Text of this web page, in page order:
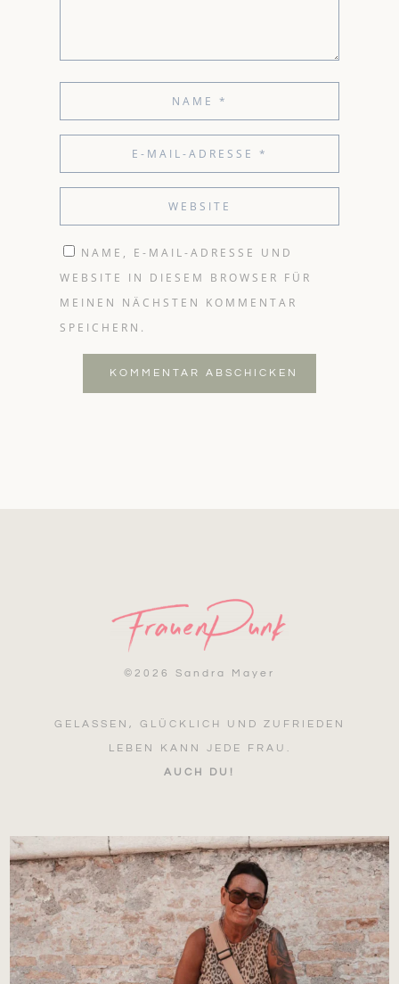
NAME, E-MAIL-ADRESSE UND
WEBSITE IN DIESEM BROWSER FÜR
MEINEN NÄCHSTEN KOMMENTAR
SPEICHERN.
KOMMENTAR ABSCHICKEN
© 2026 Sandra Mayer
GELASSEN, GLÜCKLICH UND ZUFRIEDEN
LEBEN KANN JEDE FRAU.
AUCH DU!